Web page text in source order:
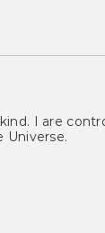
I are
Universe.